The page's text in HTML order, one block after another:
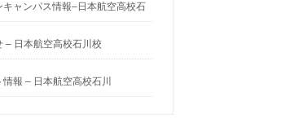
キャンパス情報–日本航空高校石
– 日本航空高校石川校
情報 – 日本航空高校石川